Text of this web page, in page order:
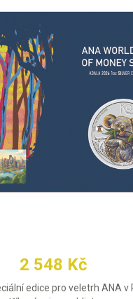
2 548 Kč
edice pro veletrh ANA v